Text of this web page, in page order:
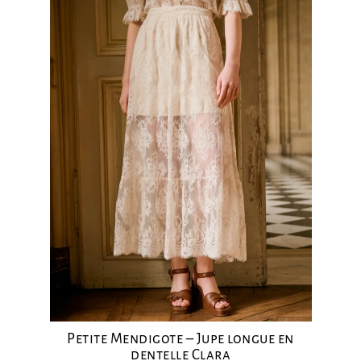
Petite Mendigote – Jupe longue en
dentelle Clara